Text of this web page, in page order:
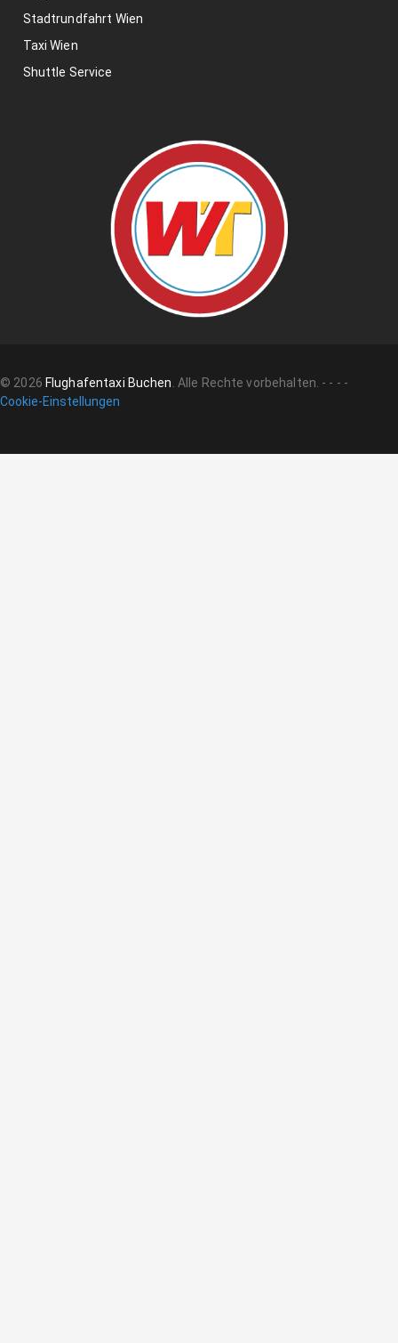
Stadtrundfahrt Wien
Taxi Wien
Shuttle Service
© 2026 Flughafentaxi Buchen. Alle Rechte vorbehalten. - - - -
Cookie-Einstellungen